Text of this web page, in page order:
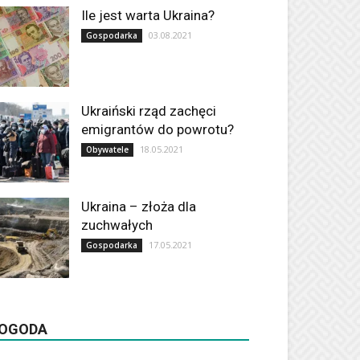
Ile jest warta Ukraina?
Gospodarka 03.08.2021
Ukraiński rząd zachęci
emigrantów do powrotu?
Obywatele 18.05.2021
Ukraina – złoża dla
zuchwałych
Gospodarka 17.05.2021